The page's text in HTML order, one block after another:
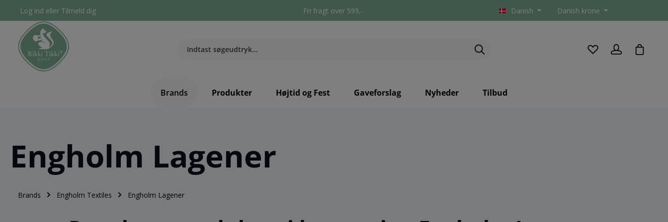
Log ind eller Tilmeld dig Fri fragt over 599,- Danish Danish krone
Brands Produkter Højtid og Fest Gaveforslag Nyheder Tilbud
Engholm Lagener
Brands Engholm Textiles Engholm Lagener